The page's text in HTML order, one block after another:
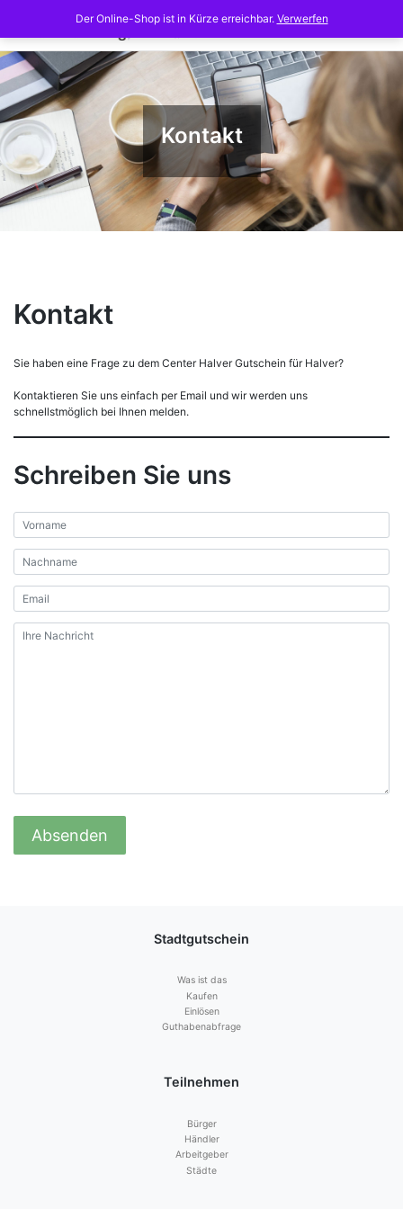
content
Kontakt
Kontakt
Sie haben eine Frage zu dem Center Halver Gutschein für Halver?
Kontaktieren Sie uns einfach per Email und wir werden uns
schnellstmöglich bei Ihnen melden.
Schreiben Sie uns
Stadtgutschein
Was ist das
Kaufen
Einlösen
Guthabenabfrage
Teilnehmen
Bürger
Händler
Arbeitgeber
Städte
Der Online-Shop ist in Kürze erreichbar. Verwerfen